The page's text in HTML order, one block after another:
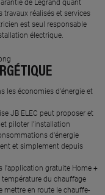
de Legrand quant
réalisés et services
est seul responsable
électrique.
les économies d'énergie et
JB ELEC peut proposer et
piloter l'installation
d'énergie
et simplement depuis
l'application gratuite Home +
du chauffage
mettre en route le chauffe-